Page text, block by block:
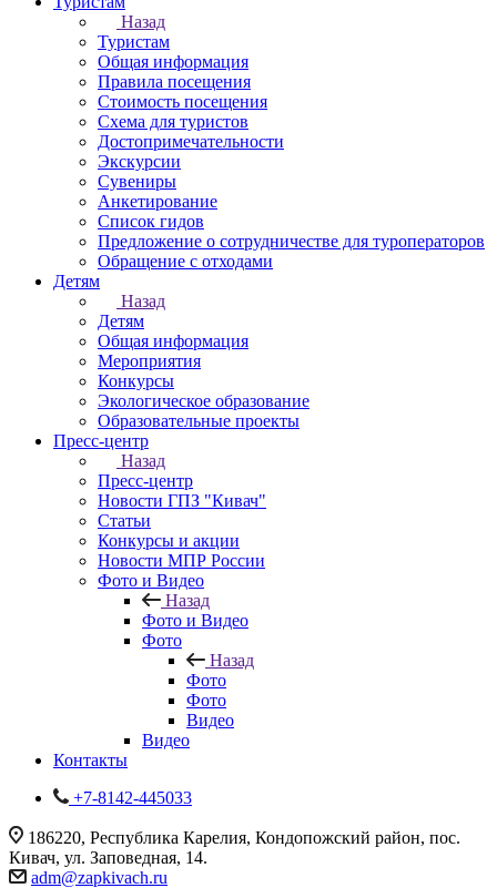
Назад
Туристам
Общая информация
Правила посещения
Стоимость посещения
Схема для туристов
Достопримечательности
Экскурсии
Сувениры
Анкетирование
Список гидов
Предложение о сотрудничестве для туроператоров
Обращение с отходами
Детям
Назад
Детям
Общая информация
Мероприятия
Конкурсы
Экологическое образование
Образовательные проекты
Пресс-центр
Назад
Пресс-центр
Новости ГПЗ "Кивач"
Статьи
Конкурсы и акции
Новости МПР России
Фото и Видео
Назад
Фото и Видео
Фото
Назад
Фото
Фото
Видео
Видео
Контакты
+7-8142-445033
186220, Республика Карелия, Кондопожский район, пос.
Кивач, ул. Заповедная, 14.
adm@zapkivach.ru